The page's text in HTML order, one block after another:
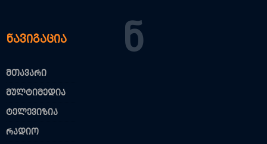
ნავიგაცია Ნ
მთავარი
მულტიმედია
ტელევიზია
რადიო